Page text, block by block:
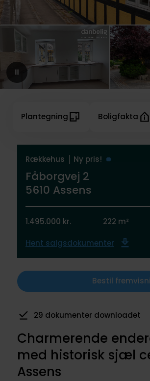
Rækkehus Ny pris!
Fåborgvej 2
5610 Assens
1.495.000 kr. 222 m²
Hent salgsdokumenter
Bestil
Plantegning Boligfakta
1 har gemt som favorit
Charmerende
med historisk sjæl
Assens